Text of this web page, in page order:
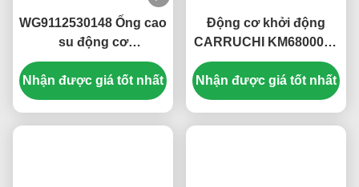
WG9112530148 Ống cao
su động cơ
99112530148 cho Howo
Chịu nhiệt
Nhận được giá tốt nhất
Động cơ khởi động
CARRUCHI KM6800013
612600091078 cho
Jiefang J6
Nhận được giá tốt nhất